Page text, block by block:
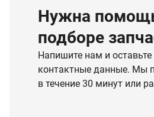
Нужна
подборе
Напишите нам и
контактные данные. Мы
в течение 30 минут или